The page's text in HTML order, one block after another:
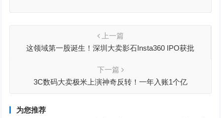
上一篇
这领域第一股诞生！深圳大卖影石Insta360 IPO获批
下一篇
3C数码大卖极米上演神奇反转！一年入账1个亿
为您推荐